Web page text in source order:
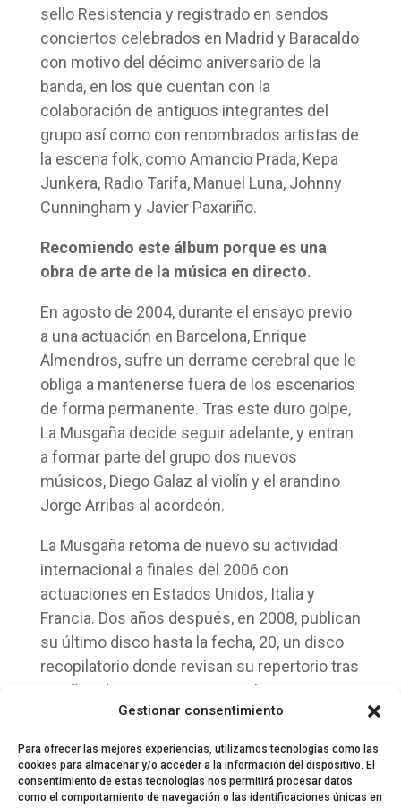
Gestionar consentimiento
Para ofrecer las mejores experiencias, utilizamos tecnologías como las
cookies para almacenar y/o acceder a la información del dispositivo. El
consentimiento de estas tecnologías nos permitirá procesar datos
como el comportamiento de navegación o las identificaciones únicas en
sello Resistencia y registrado en sendos
conciertos celebrados en Madrid y Baracaldo
con motivo del décimo aniversario de la
banda, en los que cuentan con la
colaboración de antiguos integrantes del
grupo así como con renombrados artistas de
la escena folk, como Amancio Prada, Kepa
Junkera, Radio Tarifa, Manuel Luna, Johnny
Cunningham y Javier Paxariño.
Recomiendo este álbum porque es una
obra de arte de la música en directo.
En agosto de 2004, durante el ensayo previo
a una actuación en Barcelona, Enrique
Almendros, sufre un derrame cerebral que le
obliga a mantenerse fuera de los escenarios
de forma permanente. Tras este duro golpe,
La Musgaña decide seguir adelante, y entran
a formar parte del grupo dos nuevos
músicos, Diego Galaz al violín y el arandino
Jorge Arribas al acordeón.
La Musgaña retoma de nuevo su actividad
internacional a finales del 2006 con
actuaciones en Estados Unidos, Italia y
Francia. Dos años después, en 2008, publican
su último disco hasta la fecha, 20, un disco
recopilatorio donde revisan su repertorio tras
20 años de trayectoria musical.